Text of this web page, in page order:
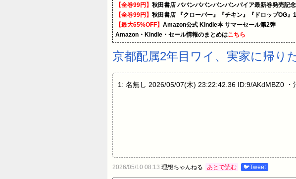
【全巻99円】 秋田書店 ババンババンバンバンパイア最新巻発売記
【全巻99円】 秋田書店 『クローバー』『チキン』『ドロップOG』
【最大65%OFF】 Amazon公式 Kindle本 サマーセール第2弾
Amazon・Kindle・セール情報のまとめはこちら
京都配属2年目ワイ、実家に帰り
1: 名無し 2026/05/07(木) 23:22:42.36 ID:9/AKdMBZ0
2026/05/10 08:13 理想ちゃんねる あとで読む 🐦Tweet